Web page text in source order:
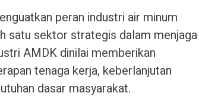
peran industri air minum
satu sektor strategis dalam menjaga
AMDK dinilai memberikan
tenaga kerja, keberlanjutan
dasar masyarakat.